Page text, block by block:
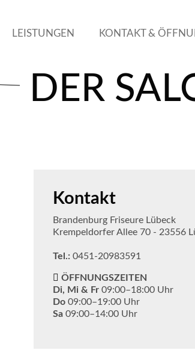
LEISTUNGEN KONTAKT &
DER
Kontakt
Brandenburg Friseure Lübeck
Krempeldorfer Allee 70 - 23556
Tel.: 0451-20983591
ÖFFNUNGSZEITEN
Di, Mi & Fr 09:00–18:00 Uhr
Do 09:00–19:00 Uhr
Sa 09:00–14:00 Uhr